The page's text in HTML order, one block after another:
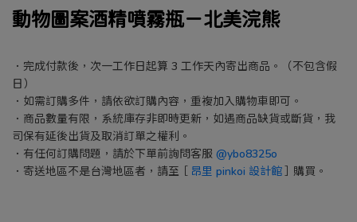
動物圖案酒精噴霧瓶－北美浣熊
．完成付款後，次一工作日起算 3 工作天內寄出商品。（不包含假
日）
．如需訂購多件，請依欲訂購內容，重複加入購物車即可。
．商品數量有限，系統庫存非即時更新，如遇商品缺貨或斷貨，我
司保有延後出貨及取消訂單之權利。
．有任何訂購問題，請於下單前詢問客服 @ybo8325o
．寄送地區不是台灣地區者，請至［ 昂里 pinkoi 設計館］購買。